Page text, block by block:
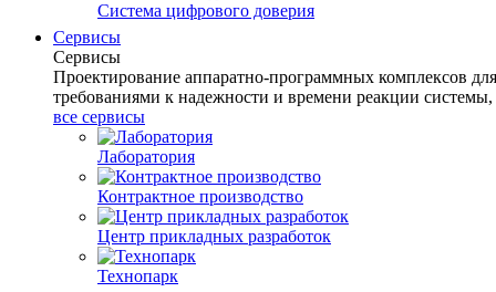
Система цифрового доверия
Сервисы
Сервисы
Проектирование аппаратно-программных комплексов
требованиями к надежности и времени реакции
все сервисы
Лаборатория
Контрактное производство
Центр прикладных разработок
Технопарк